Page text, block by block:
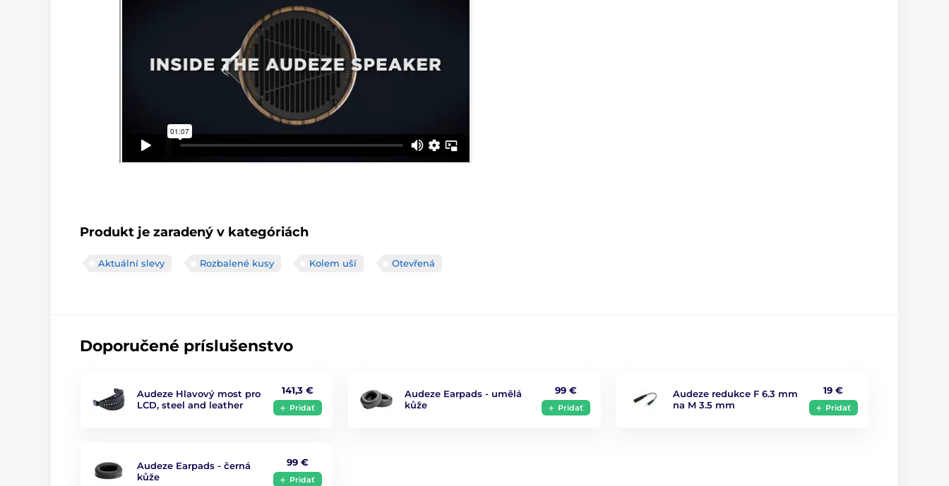
Produkt je zaradený v kategóriách
Aktuální slevy Rozbalené kusy Kolem uší Otevřená
Doporučené príslušenstvo
Audeze Hlavový most pro
LCD, steel and leather
141,3 €
Pridať
Audeze Earpads - umělá
kůže
99 €
Pridať
Audeze redukce F 6.3 mm
na M 3.5 mm
19 €
Pridať
Audeze Earpads - černá
kůže
99 €
Pridať